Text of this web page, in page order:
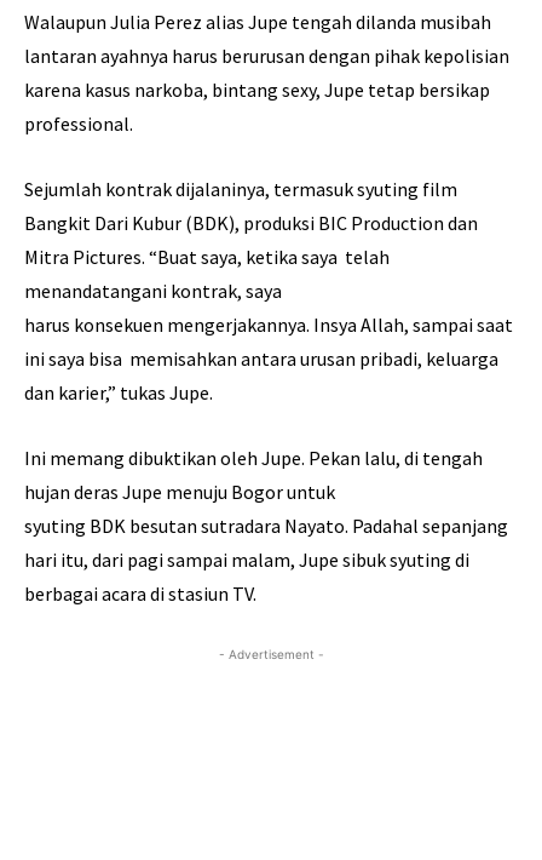
Walaupun Julia Perez alias Jupe tengah dilanda musibah
lantaran ayahnya harus berurusan dengan pihak kepolisian
karena kasus narkoba, bintang sexy, Jupe tetap bersikap
professional.
Sejumlah kontrak dijalaninya, termasuk syuting film
Bangkit Dari Kubur (BDK), produksi BIC Production dan
Mitra Pictures. “Buat saya, ketika saya telah
menandatangani kontrak, saya
harus konsekuen mengerjakannya. Insya Allah, sampai saat
ini saya bisa memisahkan antara urusan pribadi, keluarga
dan karier,” tukas Jupe.
Ini memang dibuktikan oleh Jupe. Pekan lalu, di tengah
hujan deras Jupe menuju Bogor untuk
syuting BDK besutan sutradara Nayato. Padahal sepanjang
hari itu, dari pagi sampai malam, Jupe sibuk syuting di
berbagai acara di stasiun TV.
- Advertisement -